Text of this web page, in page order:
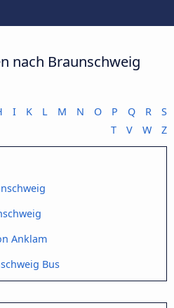
nach Braunschweig
I K L M N O P Q R
S
T
V W Z
Anklam
Bus